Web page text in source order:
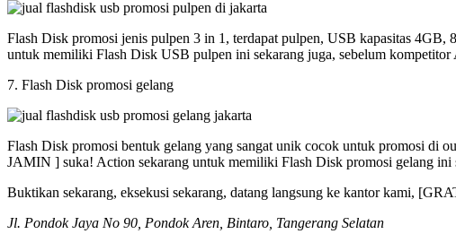
Flash Disk promosi jenis pulpen 3 in 1, terdapat pulpen, USB kapasitas
untuk memiliki Flash Disk USB pulpen ini sekarang juga, sebelum kompetitor
7. Flash Disk promosi gelang
Flash Disk promosi bentuk gelang yang sangat unik cocok untuk promosi di
JAMIN ] suka! Action sekarang untuk memiliki Flash Disk promosi gelang ini
Buktikan sekarang, eksekusi sekarang, datang langsung ke kantor kami,
Jl. Pondok Jaya No 90, Pondok Aren, Bintaro, Tangerang Selatan